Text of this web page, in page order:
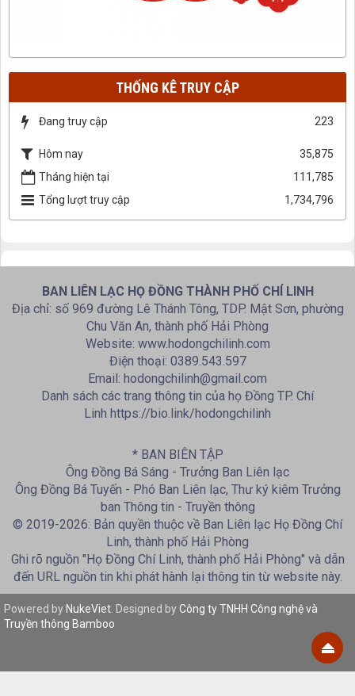
THỐNG KÊ TRUY CẬP
Đang truy cập 223
Hôm nay
35,875
Tháng hiện tại
111,785
Tổng lượt truy cập
1,734,796
BAN LIÊN LẠC HỌ ĐỒNG THÀNH PHỐ CHÍ LINH
Địa chỉ: số 969 đường Lê Thánh Tông, TDP. Mật Sơn, phường
Chu Văn An, thành phố Hải Phòng
Website: www.hodongchilinh.com
Điện thoại: 0389.543.597
Email: hodongchilinh@gmail.com
Danh sách các trang thông tin của họ Đồng TP. Chí
Linh https://bio.link/hodongchilinh
* BAN BIÊN TẬP
Ông Đồng Bá Sáng - Trưởng Ban Liên lạc
Ông Đồng Bá Tuyến - Phó Ban Liên lạc, Thư ký kiêm Trưởng
ban Thông tin - Truyền thông
© 2019-2026: Bản quyền thuộc về Ban Liên lạc Họ Đồng Chí
Linh, thành phố Hải Phòng
Ghi rõ nguồn "Họ Đồng Chí Linh, thành phố Hải Phòng" và dẫn
đến URL nguồn tin khi phát hành lại thông tin từ website này.
Powered by NukeViet . Designed byCông ty TNHH Công nghệ và
Truyền thông Bamboo